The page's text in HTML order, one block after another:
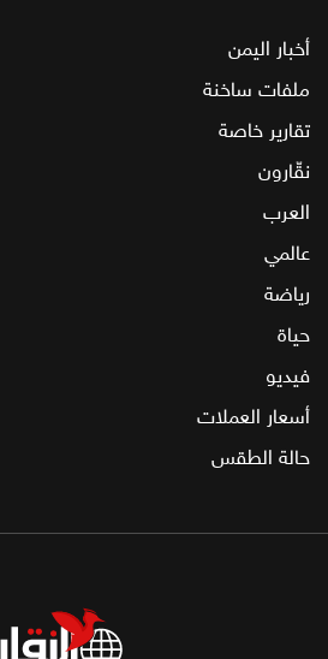
أخبار اليمن
ملفات ساخنة
تقارير خاصة
نقّارون
العرب
عالمي
رياضة
حياة
فيديو
أسعار العملات
حالة الطقس